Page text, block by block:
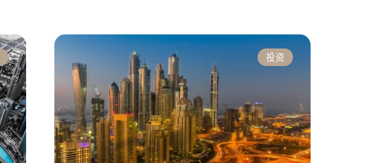
投资